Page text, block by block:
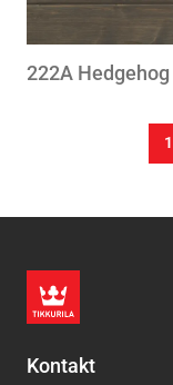
222A Hedgehog
1
Kontakt